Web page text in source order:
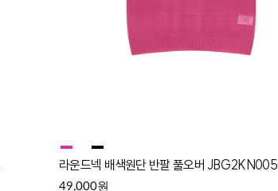
라운드넥 배색원단 반팔 풀오버 JBG2KN005
49,000원